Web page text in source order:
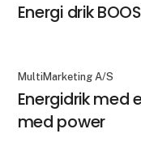
Energi drik
MultiMarketing A/S
Energidrik med
med power